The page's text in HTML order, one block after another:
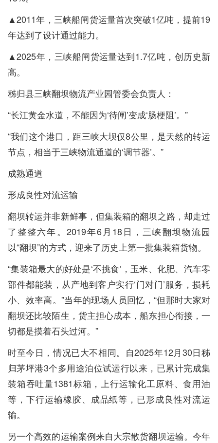
▲2011年，三峡船闸货运量首次突破1亿吨，提前19
年达到了设计通过能力。
▲2025年，三峡船闸货运量达到1.7亿吨，创历史新
高。
秭归县三峡翻坝物流产业园管委会负责人：
“长江黄金水道，不能因为‘待闸’变成‘肠梗阻’。”
“我们这个港口，距三峡大坝仅8公里，是天然的转运
节点，相当于三峡物流通道的‘调节器’。”
成熟通道
形成良性对流运输
翻坝转运并非新鲜事，但集装箱的翻坝之路，却走过
了整整六年。2019年6月18日，三峡翻坝物流园
以“翻坝”的方式，迎来了历史上第一批集装箱货物。
“集装箱最大的好处是‘不挑食’，玉米、化肥、汽车零
部件都能装，从产地到客户实行‘门对门’服务，损耗
小、效率高。”当年的现场人员回忆，“但那时大家对
翻坝还比较陌生，货主担心成本，船东担心衔接，一
切都是摸着石头过河。”
时至今日，情况已大不相同。自2025年12月30日秭
归茅坪港3个多用途泊位试运行以来，已累计完成集
装箱吞吐量1381标箱，上行运输化工原料、食用油
等，下行运输橡胶、成品纸等，已形成良性对流运
输。
另一个高效的运输案例来自大宗散货翻坝运输。今年